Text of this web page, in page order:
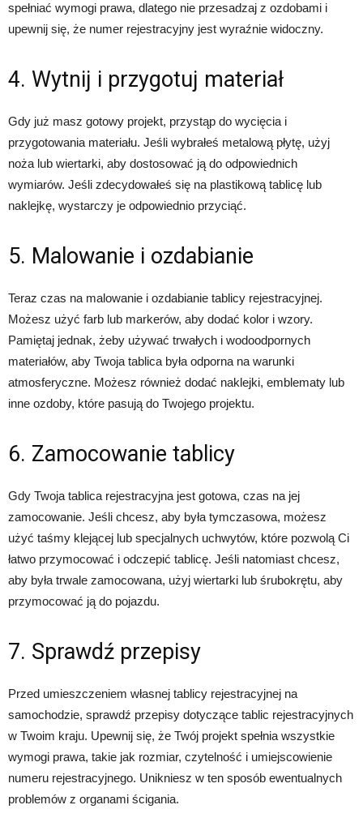
spełniać wymogi prawa, dlatego nie przesadzaj z ozdobami i
upewnij się, że numer rejestracyjny jest wyraźnie widoczny.
4. Wytnij i przygotuj materiał
Gdy już masz gotowy projekt, przystąp do wycięcia i
przygotowania materiału. Jeśli wybrałeś metalową płytę, użyj
noża lub wiertarki, aby dostosować ją do odpowiednich
wymiarów. Jeśli zdecydowałeś się na plastikową tablicę lub
naklejkę, wystarczy je odpowiednio przyciąć.
5. Malowanie i ozdabianie
Teraz czas na malowanie i ozdabianie tablicy rejestracyjnej.
Możesz użyć farb lub markerów, aby dodać kolor i wzory.
Pamiętaj jednak, żeby używać trwałych i wodoodpornych
materiałów, aby Twoja tablica była odporna na warunki
atmosferyczne. Możesz również dodać naklejki, emblematy lub
inne ozdoby, które pasują do Twojego projektu.
6. Zamocowanie tablicy
Gdy Twoja tablica rejestracyjna jest gotowa, czas na jej
zamocowanie. Jeśli chcesz, aby była tymczasowa, możesz
użyć taśmy klejącej lub specjalnych uchwytów, które pozwolą Ci
łatwo przymocować i odczepić tablicę. Jeśli natomiast chcesz,
aby była trwale zamocowana, użyj wiertarki lub śrubokrętu, aby
przymocować ją do pojazdu.
7. Sprawdź przepisy
Przed umieszczeniem własnej tablicy rejestracyjnej na
samochodzie, sprawdź przepisy dotyczące tablic rejestracyjnych
w Twoim kraju. Upewnij się, że Twój projekt spełnia wszystkie
wymogi prawa, takie jak rozmiar, czytelność i umiejscowienie
numeru rejestracyjnego. Unikniesz w ten sposób ewentualnych
problemów z organami ścigania.